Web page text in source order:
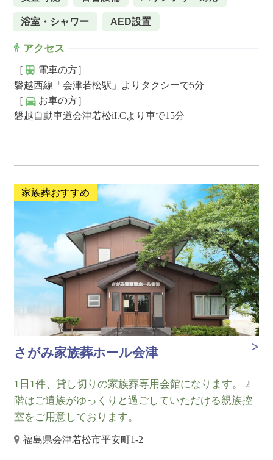
浴室・シャワー AED設置
アクセス
［
電車の方］
磐越西線「会津若松駅」よりタクシーで5分
［
お車の方］
磐越自動車道会津若松iI.Cより車で15分
家族葬おすすめ
さがみ家族葬ホール会津
1日1件、貸し切りの家族葬専用会館になります。 2
階はご遺族がゆっくりと過ごしていただける親族控
室をご用意しております。
福島県会津若松市平安町1-2